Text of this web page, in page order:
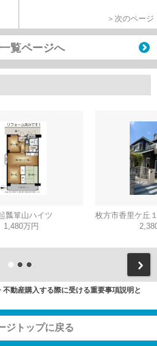
＞次のページ
覧ページへ
瓢箪山ハイツ
1,480万円
不動産購入する際に受ける重要事項説明と
ジトップに戻る